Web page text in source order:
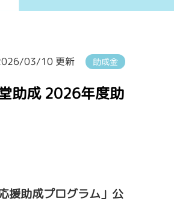
03/10 更新 助成金
助成 2026年度助
援助成プログラム」公